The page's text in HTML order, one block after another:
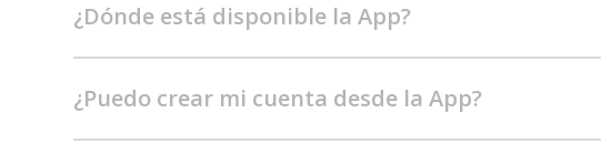
¿Dónde está disponible la App?
¿Puedo crear mi cuenta desde la App?